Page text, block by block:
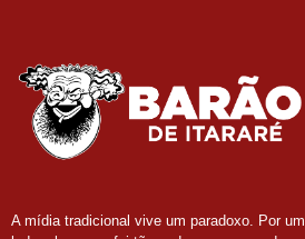
A mídia tradicional vive um paradoxo. Por um